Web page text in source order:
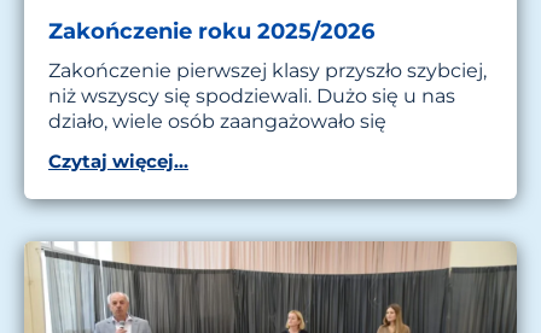
Zakończenie roku 2025/2026
Zakończenie pierwszej klasy przyszło szybciej,
niż wszyscy się spodziewali. Dużo się u nas
działo, wiele osób zaangażowało się
Czytaj więcej...